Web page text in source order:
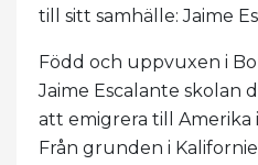
till sitt samhälle: Jaime
Född och uppvuxen i
Jaime Escalante skolan
att emigrera till Amerika
Från grunden i